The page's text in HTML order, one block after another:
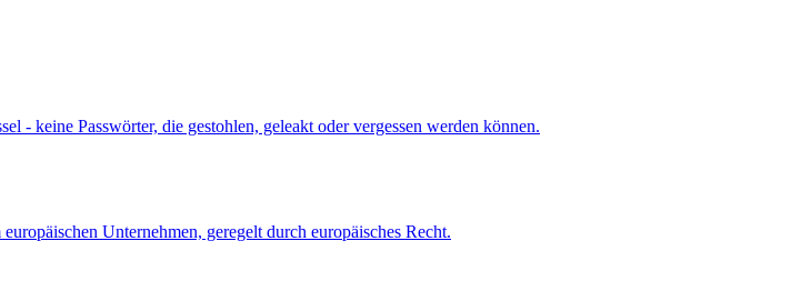
- keine Passwörter, die gestohlen, geleakt oder vergessen werden können.
Unternehmen, geregelt durch europäisches Recht.